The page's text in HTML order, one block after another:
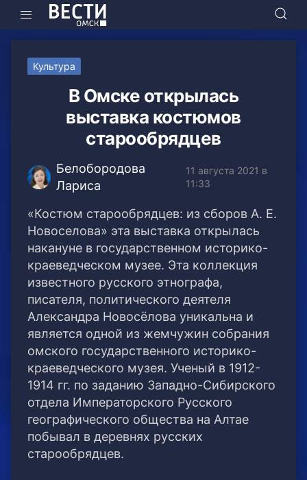
Культура
В Омске открылась
выставка костюмов
старообрядцев
Белобородова
Лариса
11 августа 2021 в
11:33
«Костюм старообрядцев: из сборов А. Е.
Новоселова» эта выставка открылась
накануне в государственном историко-
краеведческом музее. Эта коллекция
известного русского этнографа,
писателя, политического деятеля
Александра Новосёлова уникальна и
является одной из жемчужин собрания
омского государственного историко-
краеведческого музея. Ученый в 1912-
1914 гг. по заданию Западно-Сибирского
отдела Императорского Русского
географического общества на Алтае
побывал в деревнях русских
старообрядцев.